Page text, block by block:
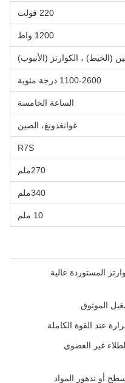
220 فولت
1200 واط
(الخيط) ، الكوارتز (الأنبوب)
1100-2600 درجة مئوية
الساعة الخامسة
غوانغدونغ، الصين
R7S
270ملم
340ملم
10 ملم
المستوردة عالية
غير العضوي
أو تدهور المواد